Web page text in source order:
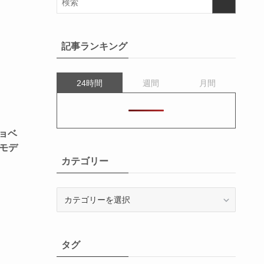
ベ
デ
記事ランキング
24時間 週間 月間
カテゴリー
ータグ